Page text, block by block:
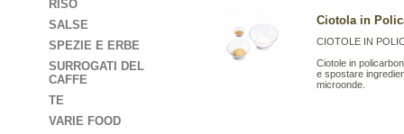
RISO
SALSE
SPEZIE E ERBE
SURROGATI DEL
CAFFE
TE
VARIE FOOD
Ciotola in
CIOTOLE IN
Ciotole in
e spostare
microonde.